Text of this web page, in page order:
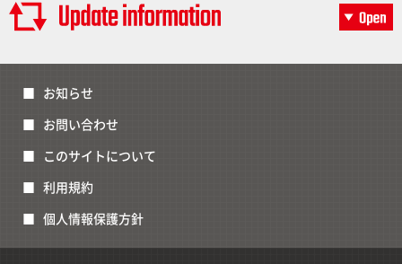
お知らせ
お問い合わせ
このサイトについて
利用規約
個人情報保護方針